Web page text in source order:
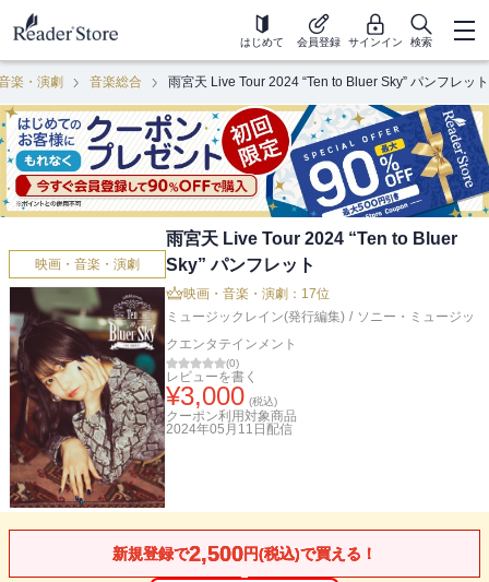
はじめて 会員登録 サインイン 検索
楽・演劇 音楽総合 雨宮天 Live Tour 2024 “Ten to Bluer Sky” パンフレット
映画・音楽・演劇
雨宮天 Live Tour 2024 “Ten to Bluer
Sky” パンフレット
映画・音楽・演劇：17位
ミュージックレイン(発行編集) / ソニー・ミュージッ
クエンタテインメント
(0)
レビューを書く
¥3,000 (税込)
クーポン利用対象商品
2024年05月11日 配信
新規登録で2,500円(税込)で買える！